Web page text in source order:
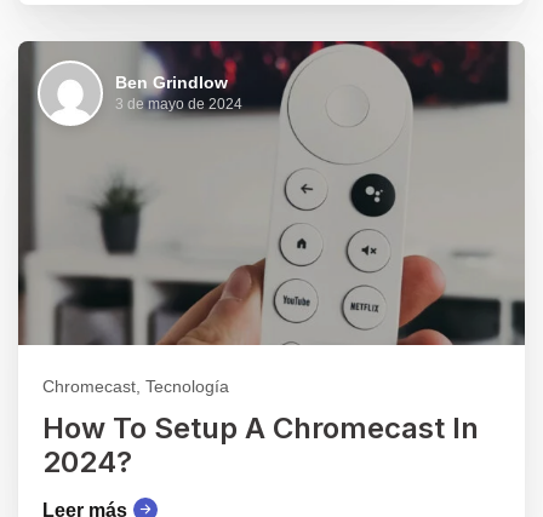
Ben Grindlow
3 de mayo de 2024
Chromecast, Tecnología
How To Setup A Chromecast In
2024?
Leer más